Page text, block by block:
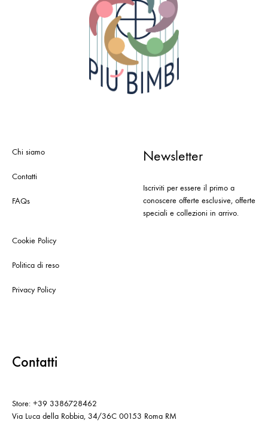
Chi siamo
Contatti
FAQs
Cookie Policy
Politica di reso
Privacy Policy
Newsletter
Iscriviti per essere il primo a
conoscere offerte esclusive, offerte
speciali e collezioni in arrivo.
Contatti
Store: +39 3386728462
Via Luca della Robbia, 34/36C 00153 Roma RM